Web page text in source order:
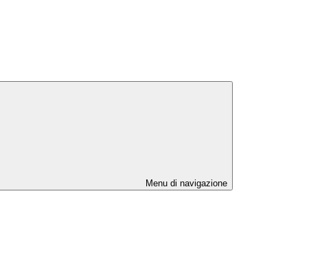
Menu di navigazione